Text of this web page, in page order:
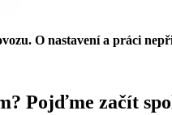
O nastavení a práci
Pojďme začít